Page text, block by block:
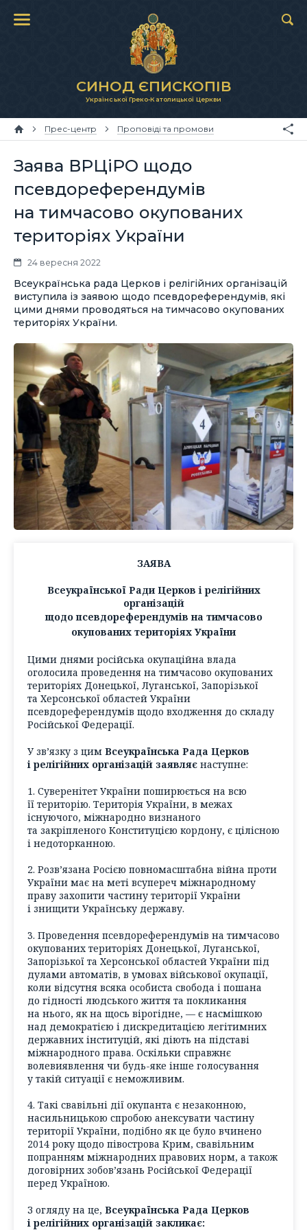
СИНОД ЄПИСКОПІВ
Української Греко-Католицької Церкви
Прес-центр Проповіді та промови
Заява ВРЦіРО щодо
псевдореферендумів
на тимчасово окупованих
територіях України
24 вересня 2022
Всеукраїнська рада Церков і релігійних організацій
виступила із заявою щодо псевдореферендумів, які
цими днями проводяться на тимчасово окупованих
територіях України.
ЗАЯВА
Всеукраїнської Ради Церков і релігійних
організацій
щодо псевдореферендумів на тимчасово
окупованих територіях України
Цими днями російська окупаційна влада
оголосила проведення на тимчасово окупованих
територіях Донецької, Луганської, Запорізької
та Херсонської областей України
псевдореферендумів щодо входження до складу
Російської Федерації.
У зв’язку з цим Всеукраїнська Рада Церков
і релігійних організацій заявляє наступне:
1. Суверенітет України поширюється на всю
її територію. Територія України, в межах
існуючого, міжнародно визнаного
та закріпленого Конституцією кордону, є цілісною
і недоторканною.
2. Розв’язана Росією повномасштабна війна проти
України має на меті всупереч міжнародному
праву захопити частину території України
і знищити Українську державу.
3. Проведення псевдореферендумів на тимчасово
окупованих територіях Донецької, Луганської,
Запорізької та Херсонської областей України під
дулами автоматів, в умовах військової окупації,
коли відсутня всяка особиста свобода і пошана
до гідності людського життя та покликання
на нього, як на щось вірогідне, — є насмішкою
над демократією і дискредитацією легітимних
державних інституцій, які діють на підставі
міжнародного права. Оскільки справжнє
волевиявлення чи будь-яке інше голосування
у такій ситуації є неможливим.
4. Такі свавільні дії окупанта є незаконною,
насильницькою спробою анексувати частину
території України, подібно як це було вчинено
2014 року щодо півострова Крим, свавільним
попранням міжнародних правових норм, а також
договірних зобов’язань Російської Федерації
перед Україною.
З огляду на це, Всеукраїнська Рада Церков
і релігійних організацій закликає: